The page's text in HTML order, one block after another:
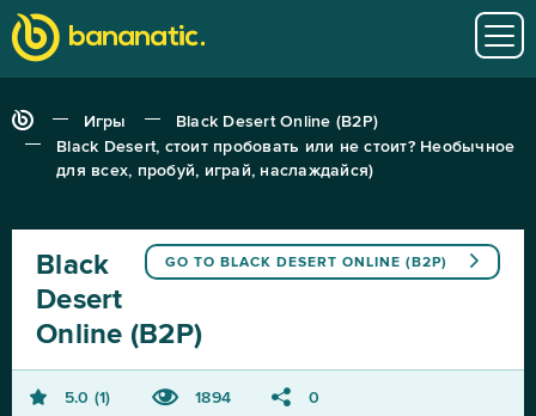
Игры
Black Desert Online (B2P)
Black Desert, стоит пробовать или не стоит? Необычное
для всех, пробуй, играй, наслаждайся)
GO TO BLACK DESERT ONLINE (B2P)
Black
Desert
Online (B2P)
5.0 1 1894 0